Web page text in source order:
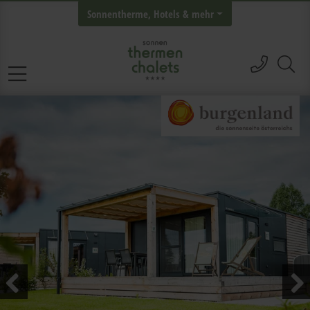
Sonnentherme, Hotels & mehr
hívás